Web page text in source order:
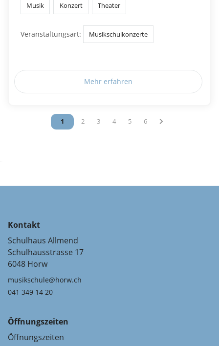
Musik Konzert Theater
Veranstaltungsart: Musikschulkonzerte
Mehr erfahren
Vous êtes sur la page
1 Vous êtes sur la page
2 Vous êtes sur la page
3 Vous êtes sur la page
4 Vous êtes sur la page
5 Vous êtes sur la page
6
Kontakt
Schulhaus Allmend
Schulhausstrasse 17
6048 Horw
musikschule@horw.ch
041 349 14 20
Öffnungszeiten
Öffnungszeiten